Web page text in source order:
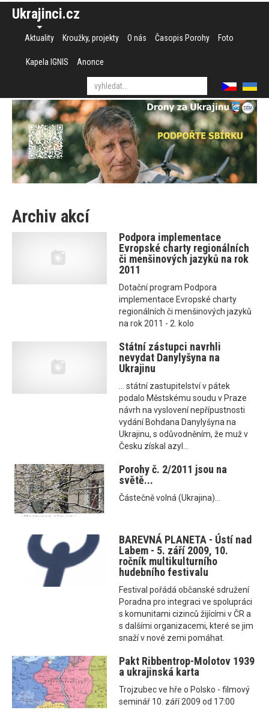
Ukrajinci.cz
Aktuality Kroužky, projekty O nás Časopis Porohy Foto
Kapela IGNIS Anonce
Archiv akcí
Podpora implementace
Evropské charty regionálních
či menšinových jazyků na rok
2011
Dotační program Podpora
implementace Evropské charty
regionálních či menšinových jazyků
na rok 2011 - 2. kolo
Státní zástupci navrhli
nevydat Danylyšyna na
Ukrajinu
... státní zastupitelství v pátek
podalo Městskému soudu v Praze
návrh na vyslovení nepřípustnosti
vydání Bohdana Danylyšyna na
Ukrajinu, s odůvodněním, že muž v
Česku získal azyl...
Porohy č. 2/2011 jsou na
světě...
Částečně volná (Ukrajina)...
BAREVNÁ PLANETA - Ústí nad
Labem - 5. září 2009, 10.
ročník multikulturního
hudebního festivalu
Festival pořádá občanské sdružení
Poradna pro integraci ve spolupráci
s komunitami cizinců žijícími v ČR a
s dalšími organizacemi, které se jim
snaží v nové zemi pomáhat.
Pakt Ribbentrop-Molotov 1939
a ukrajinská karta
Trojzubec ve hře o Polsko - filmový
seminář 10. září 2009 od 17:00